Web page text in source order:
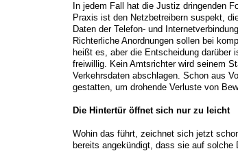
In jedem Fall hat die Justiz dringenden
Praxis ist den Netzbetreibern suspekt,
Daten der Telefon- und
Richterliche Anordnungen sollen bei
heißt es, aber die Entscheidung darüber
freiwillig. Kein Amtsrichter wird seinem
Verkehrsdaten abschlagen. Schon aus
gestatten, um drohende Verluste von
Die Hintertür öffnet sich nur zu leicht
Wohin das führt, zeichnet sich jetzt
bereits angekündigt, dass sie auf